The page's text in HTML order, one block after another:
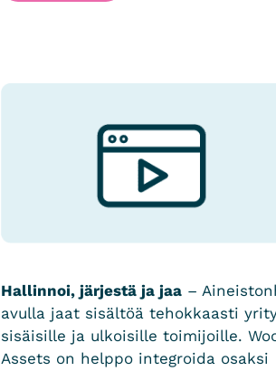
Hallinnoi, järjestä ja jaa –
avulla jaat sisältöä tehokkaasti
sisäisille ja ulkoisille toimijoille.
Assets on helppo integroida osaksi